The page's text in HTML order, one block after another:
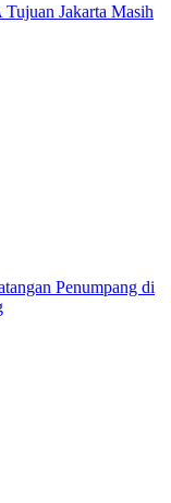
Jakarta Masih
Penumpang di